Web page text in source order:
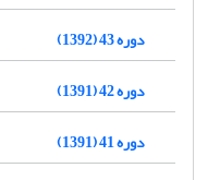
دوره 43 (1392)
دوره 42 (1391)
دوره 41 (1391)